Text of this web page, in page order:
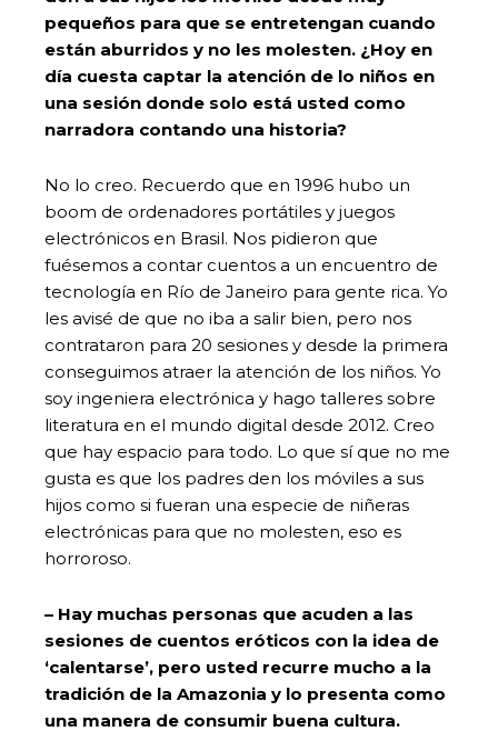
pequeños para que se entretengan cuando
están aburridos y no les molesten. ¿Hoy en
día cuesta captar la atención de lo niños en
una sesión donde solo está usted como
narradora contando una historia?
No lo creo. Recuerdo que en 1996 hubo un
boom de ordenadores portátiles y juegos
electrónicos en Brasil. Nos pidieron que
fuésemos a contar cuentos a un encuentro de
tecnología en Río de Janeiro para gente rica. Yo
les avisé de que no iba a salir bien, pero nos
contrataron para 20 sesiones y desde la primera
conseguimos atraer la atención de los niños. Yo
soy ingeniera electrónica y hago talleres sobre
literatura en el mundo digital desde 2012. Creo
que hay espacio para todo. Lo que sí que no me
gusta es que los padres den los móviles a sus
hijos como si fueran una especie de niñeras
electrónicas para que no molesten, eso es
horroroso.
– Hay muchas personas que acuden a las
sesiones de cuentos eróticos con la idea de
‘calentarse’, pero usted recurre mucho a la
tradición de la Amazonia y lo presenta como
una manera de consumir buena cultura.